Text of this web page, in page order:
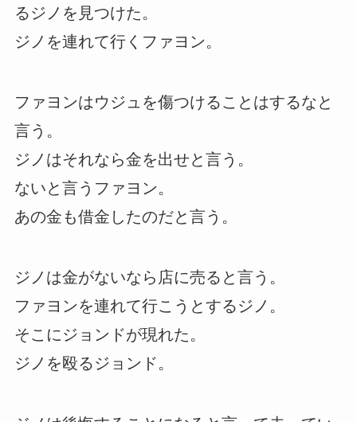
るジノを見つけた。
ジノを連れて行くファヨン。
ファヨンはウジュを傷つけることはするなと
言う。
ジノはそれなら金を出せと言う。
ないと言うファヨン。
あの金も借金したのだと言う。
ジノは金がないなら店に売ると言う。
ファヨンを連れて行こうとするジノ。
そこにジョンドが現れた。
ジノを殴るジョンド。